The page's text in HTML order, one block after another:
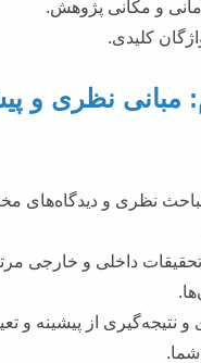
و مکانی پژوهش.
کلیدی.
نظری و
نظری و دیدگاه‌های
داخلی و خارجی
و نتیجه‌گیری از پیشینه و